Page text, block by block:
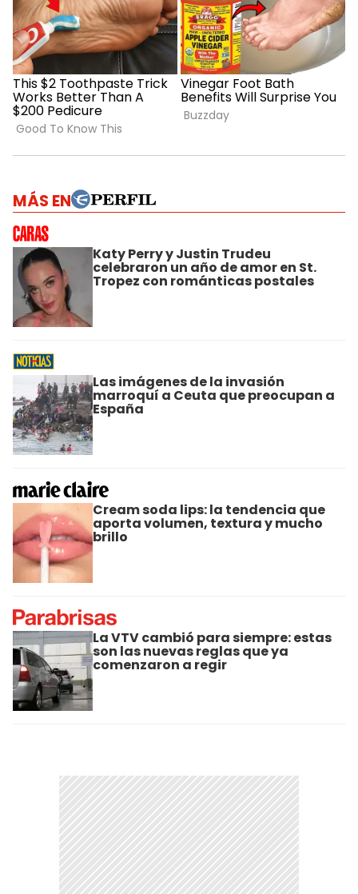
MÁS EN
Katy Perry y Justin Trudeu
celebraron un año de amor en St.
Tropez con románticas postales
Las imágenes de la invasión
marroquí a Ceuta que preocupan a
España
Cream soda lips: la tendencia que
aporta volumen, textura y mucho
brillo
La VTV cambió para siempre: estas
son las nuevas reglas que ya
comenzaron a regir